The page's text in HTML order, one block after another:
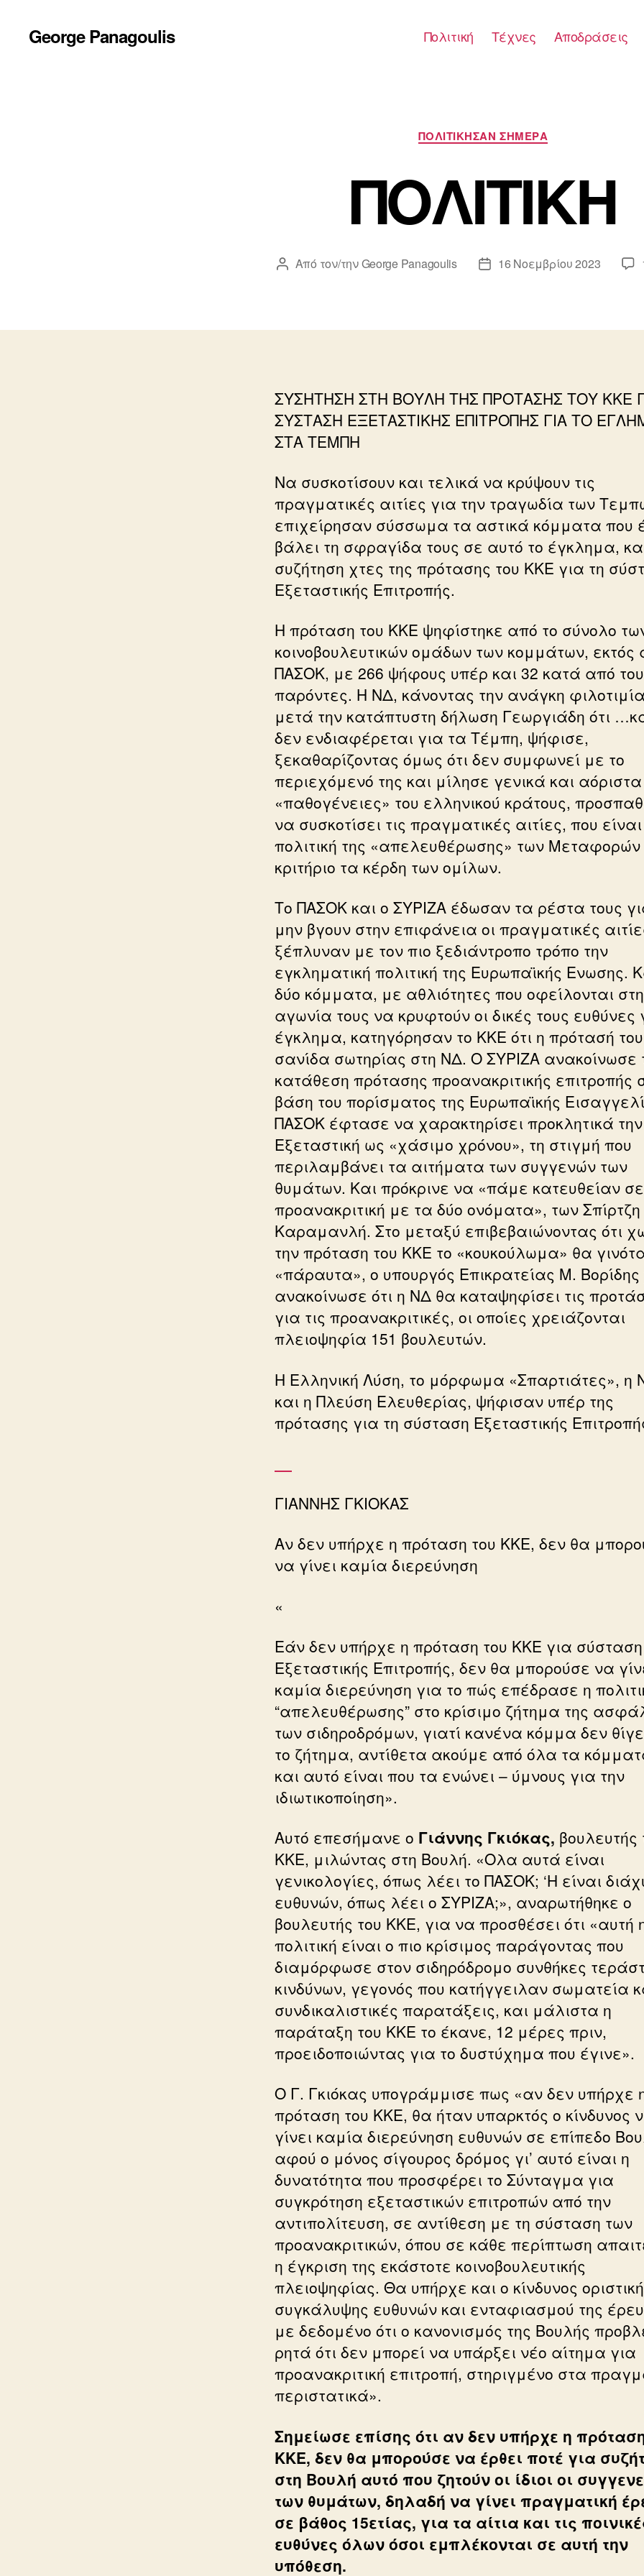
George Panagoulis Πολιτική Τέχνες Αποδράσεις
Κατηγορίες
ΠΟΛΙΤΙΚΗΣΑΝ ΣΗΜΕΡΑ
ΠΟΛΙΤΙΚΗ
Συντάκτης
Από τον/τηνGeorge Panagoulis
Ημ.16 Νοεμβρίου 2023
ΣΥΣΗΤΗΣΗ ΣΤΗ ΒΟΥΛΗ ΤΗΣ ΠΡΟΤΑΣΗΣ ΤΟΥ ΚΚΕ
ΣΥΣΤΑΣΗ ΕΞΕΤΑΣΤΙΚΗΣ ΕΠΙΤΡΟΠΗΣ ΓΙΑ ΤΟ
ΣΤΑ ΤΕΜΠΗ
Να συσκοτίσουν και τελικά να κρύψουν τις
πραγματικές αιτίες για την τραγωδία των
επιχείρησαν σύσσωμα τα αστικά κόμματα που
βάλει τη σφραγίδα τους σε αυτό το έγκλημα,
συζήτηση χτες της πρότασης του ΚΚΕ για τη
Εξεταστικής Επιτροπής.
Η πρόταση του ΚΚΕ ψηφίστηκε από το σύνολο
κοινοβουλευτικών ομάδων των κομμάτων, εκτός
ΠΑΣΟΚ, με 266 ψήφους υπέρ και 32 κατά από
παρόντες. Η ΝΔ, κάνοντας την ανάγκη
μετά την κατάπτυστη δήλωση Γεωργιάδη ότι
δεν ενδιαφέρεται για τα Τέμπη, ψήφισε,
ξεκαθαρίζοντας όμως ότι δεν συμφωνεί με το
περιεχόμενό της και μίλησε γενικά και
«παθογένειες» του ελληνικού κράτους,
να συσκοτίσει τις πραγματικές αιτίες, που
πολιτική της «απελευθέρωσης» των
κριτήριο τα κέρδη των ομίλων.
Το ΠΑΣΟΚ και ο ΣΥΡΙΖΑ έδωσαν τα ρέστα τους
μην βγουν στην επιφάνεια οι πραγματικές
ξέπλυναν με τον πιο ξεδιάντροπο τρόπο την
εγκληματική πολιτική της Ευρωπαϊκής Ενωσης.
δύο κόμματα, με αθλιότητες που οφείλονται
αγωνία τους να κρυφτούν οι δικές τους ευθύνες
έγκλημα, κατηγόρησαν το ΚΚΕ ότι η πρότασή του
σανίδα σωτηρίας στη ΝΔ. Ο ΣΥΡΙΖΑ ανακοίνωσε
κατάθεση πρότασης προανακριτικής επιτροπής
βάση του πορίσματος της Ευρωπαϊκής
ΠΑΣΟΚ έφτασε να χαρακτηρίσει προκλητικά την
Εξεταστική ως «χάσιμο χρόνου», τη στιγμή που
περιλαμβάνει τα αιτήματα των συγγενών των
θυμάτων. Και πρόκρινε να «πάμε κατευθείαν σε
προανακριτική με τα δύο ονόματα», των Σπίρτζη
Καραμανλή. Στο μεταξύ επιβεβαιώνοντας ότι
την πρόταση του ΚΚΕ το «κουκούλωμα» θα
«πάραυτα», ο υπουργός Επικρατείας Μ. Βορίδης
ανακοίνωσε ότι η ΝΔ θα καταψηφίσει τις
για τις προανακριτικές, οι οποίες χρειάζονται
πλειοψηφία 151 βουλευτών.
Η Ελληνική Λύση, το μόρφωμα «Σπαρτιάτες», η
και η Πλεύση Ελευθερίας, ψήφισαν υπέρ της
πρότασης για τη σύσταση Εξεταστικής
ΓΙΑΝΝΗΣ ΓΚΙΟΚΑΣ
Αν δεν υπήρχε η πρόταση του ΚΚΕ, δεν θα
να γίνει καμία διερεύνηση
«
Εάν δεν υπήρχε η πρόταση του ΚΚΕ για σύσταση
Εξεταστικής Επιτροπής, δεν θα μπορούσε να
καμία διερεύνηση για το πώς επέδρασε η
“απελευθέρωσης” στο κρίσιμο ζήτημα της
των σιδηροδρόμων, γιατί κανένα κόμμα δεν
το ζήτημα, αντίθετα ακούμε από όλα τα
και αυτό είναι που τα ενώνει – ύμνους για την
ιδιωτικοποίηση».
Αυτό επεσήμανε ο Γιάννης Γκιόκας, βουλευτής
ΚΚΕ, μιλώντας στη Βουλή. «Ολα αυτά είναι
γενικολογίες, όπως λέει το ΠΑΣΟΚ; ‘Η είναι
ευθυνών, όπως λέει ο ΣΥΡΙΖΑ;», αναρωτήθηκε ο
βουλευτής του ΚΚΕ, για να προσθέσει ότι «αυτή
πολιτική είναι ο πιο κρίσιμος παράγοντας που
διαμόρφωσε στον σιδηρόδρομο συνθήκες
κινδύνων, γεγονός που κατήγγειλαν σωματεία
συνδικαλιστικές παρατάξεις, και μάλιστα η
παράταξη του ΚΚΕ το έκανε, 12 μέρες πριν,
προειδοποιώντας για το δυστύχημα που έγινε».
Ο Γ. Γκιόκας υπογράμμισε πως «αν δεν υπήρχε
πρόταση του ΚΚΕ, θα ήταν υπαρκτός ο κίνδυνος
γίνει καμία διερεύνηση ευθυνών σε επίπεδο
αφού ο μόνος σίγουρος δρόμος γι’ αυτό είναι η
δυνατότητα που προσφέρει το Σύνταγμα για
συγκρότηση εξεταστικών επιτροπών από την
αντιπολίτευση, σε αντίθεση με τη σύσταση των
προανακριτικών, όπου σε κάθε περίπτωση
η έγκριση της εκάστοτε κοινοβουλευτικής
πλειοψηφίας. Θα υπήρχε και ο κίνδυνος
συγκάλυψης ευθυνών και ενταφιασμού της
με δεδομένο ότι ο κανονισμός της Βουλής
ρητά ότι δεν μπορεί να υπάρξει νέο αίτημα για
προανακριτική επιτροπή, στηριγμένο στα
περιστατικά».
Σημείωσε επίσης ότι αν δεν υπήρχε η
ΚΚΕ, δεν θα μπορούσε να έρθει ποτέ για
στη Βουλή αυτό που ζητούν οι ίδιοι οι
των θυμάτων, δηλαδή να γίνει πραγματική
σε βάθος 15ετίας, για τα αίτια και τις
ευθύνες όλων όσοι εμπλέκονται σε αυτή την
υπόθεση.